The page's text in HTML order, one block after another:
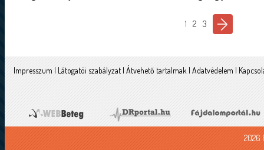
1 2 3
Impresszum | Látogatói szabályzat | Átvehető tartalmak | Adatvédelem |
2026